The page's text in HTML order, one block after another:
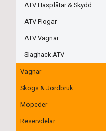
ATV Hasplåtar & Skydd
ATV Plogar
ATV Vagnar
Slaghack ATV
Vagnar
Skogs & Jordbruk
Mopeder
Reservdelar